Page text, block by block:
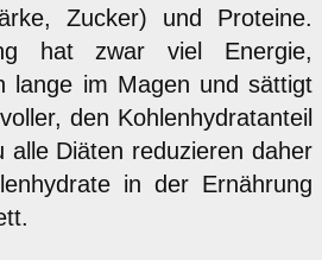
Zucker) und Proteine.
hat zwar viel Energie,
lange im Magen und sättigt
den Kohlenhydratanteil
alle Diäten reduzieren daher
in der Ernährung